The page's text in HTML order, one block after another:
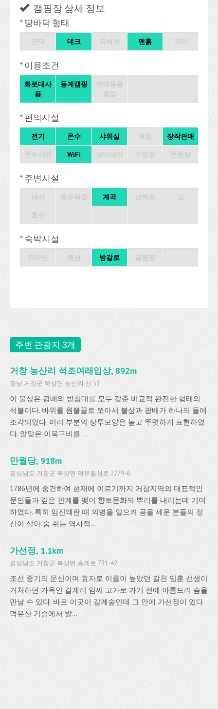
캠핑장 상세 정보
* 땅바닥 형태
데크 맨흙
* 이용조건
화로대사
용
동계캠핑
* 편의시설
전기 온수 샤워실 장작판매
WiFi
* 주변시설
계곡
* 숙박시설
방갈로
주변 관광지 3개
거창 농산리 석조여래입상, 892m
경남 거창군 북상면 농산리 산 53
이 불상은 광배와 받침대를 모두 갖춘 비교적 완전한 형태의
석불이다. 바위를 원뿔꼴로 쪼아서 불상과 광배가 하나의 돌에
조각되었다. 머리 부분의 상투모양은 높고 뚜렷하게 표현하였
다. 알맞은 이목구비를 ...
만월당, 918m
경상남도 거창군 북상면 덕유월성로 2279-6
1786년에 중건하여 현재에 이르기까지 거창지역의 대표적인
문인들과 깊은 관계를 맺어 향토문화의 뿌리를 내리는데 기여
하였다. 특히 임진왜란 때 의병을 일으켜 공을 세운 분들의 정
신이 살아 숨 쉬는 역사적...
가선정, 1.1km
경상남도 거창군 북상면 송계로 731-42
조선 중기의 문신이며 효자로 이름이 높았던 갈천 임훈 선생이
거처하던 가옥인 갈계리 임씨 고가로 가기 전에 아름드리 숲을
만날 수 있다. 바로 이곳이 갈계숲인데 그 안에 가선정이 있다.
덕유산 기슭에서 발...